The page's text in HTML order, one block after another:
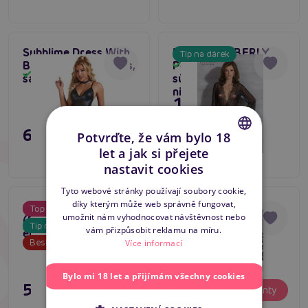
Subblime Dress With
Black Leather Straps,
šaty s ramínkama
Skladem
695 Kč Varianty
Tip na dárek
Passion AMBERLY
Peignoir (Black),
sůvdný župánek pro
ni
Skladem
1 495 Kč
Varianty
Top produkt
Tip na dárek
Bestseller
Casmir KEA Chemise
(Black), průhledná
erotická košilka
Skladem
595 Kč Varianty
5
Avanua DONNA
Chemise (Black)
Skladem
795 Kč Varianty
ENGLISH
Potvrďte, že vám bylo 18
let a jak si přejete
nastavit cookies
Tyto webové stránky používají soubory cookie,
díky kterým může web správně fungovat,
umožnit nám vyhodnocovat návštěvnost nebo
vám přizpůsobit reklamu na míru.
Více informací
Bylo mi 18 let a přijímám všechny cookies